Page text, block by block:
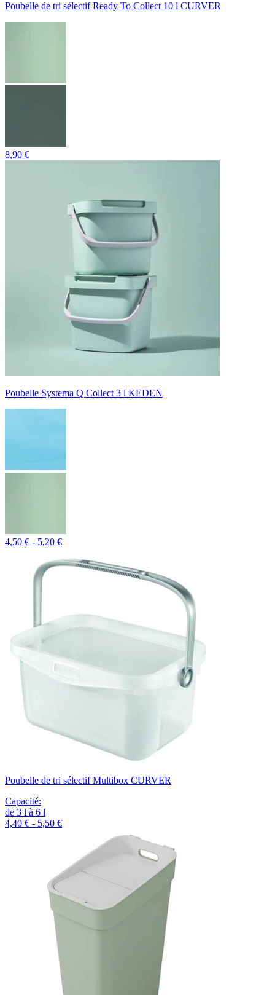
Poubelle de tri sélectif Ready To Collect 10 l CURVER
8,90 €
Poubelle Systema Q Collect 3 l KEDEN
4,50 € - 5,20 €
Poubelle de tri sélectif Multibox CURVER
Capacité:
de 3 l à 6 l
4,40 € - 5,50 €